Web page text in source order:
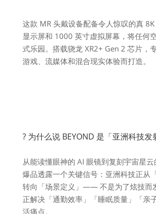
这款 MR 头戴设备配备令人惊叹的真
显示屏和 1000 英寸虚拟屏幕，将任何
式乐园。搭载骁龙 XR2+ Gen 2 芯片，
游戏、流媒体和混合现实体验而打造。
? 为什么说 BEYOND 是「亚洲科技发
从能读懂眼神的 AI 眼镜到复刻宇宙星
爆品透露一个关键信号：亚洲科技正从
转向「场景定义」—— 不是为了炫技而
正解决「通勤效率」「睡眠质量」「亲
活痛点。